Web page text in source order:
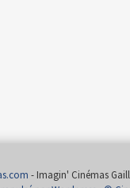
- Imagin' Cinémas